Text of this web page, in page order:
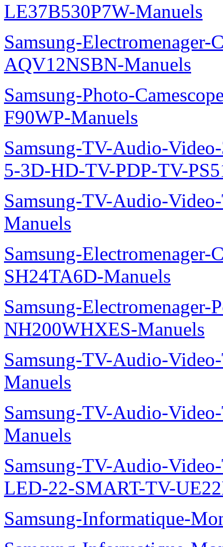
LE37B530P7W-Manuels
Samsung-Electromenager-
AQV12NSBN-Manuels
Samsung-Photo-
F90WP-Manuels
Samsung-TV-Audio-
5-3D-HD-TV-PDP-TV-
Samsung-TV-Audio-
Manuels
Samsung-Electromenager-
SH24TA6D-Manuels
Samsung-
NH200WHXES-Manuels
Samsung-TV-Audio-
Manuels
Samsung-TV-Audio-
Manuels
Samsung-TV-Audio-
LED-22-SMART-TV-
Samsung-Informatique-